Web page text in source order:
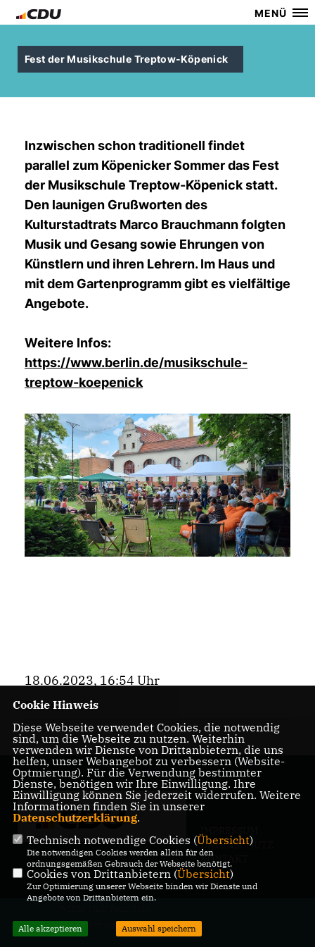
MENÜ
Fest der Musikschule Treptow-Köpenick
Inzwischen schon traditionell findet
parallel zum Köpenicker Sommer das Fest
der Musikschule Treptow-Köpenick statt.
Den launigen Grußworten des
Kulturstadtrats Marco Brauchmann folgten
Musik und Gesang sowie Ehrungen von
Künstlern und ihren Lehrern. Im Haus und
mit dem Gartenprogramm gibt es vielfältige
Angebote.
Weitere Infos:
https://www.berlin.de/musikschule-
treptow-koepenick
18.06.2023, 16:54 Uhr
Bezirk
DATENSCHUTZ
KONTAKT
Alle Rechte vorbehalten.
Cookie Hinweis
Diese Webseite verwendet Cookies, die notwendig
sind, um die Webseite zu nutzen. Weiterhin
verwenden wir Dienste von Drittanbietern, die uns
helfen, unser Webangebot zu verbessern (Website-
Optmierung). Für die Verwendung bestimmter
Dienste, benötigen wir Ihre Einwilligung. Ihre
Einwilligung können Sie jederzeit widerrufen. Weitere
Informationen finden Sie in unserer
Datenschutzerklärung.
Technisch notwendige Cookies (Übersicht)
Die notwendigen Cookies werden allein für den
ordnungsgemäßen Gebrauch der Webseite benötigt.
Cookies von Drittanbietern (Übersicht)
Zur Optimierung unserer Webseite binden wir Dienste und
Angebote von Drittanbietern ein.
Alle akzeptieren Auswahl speichern